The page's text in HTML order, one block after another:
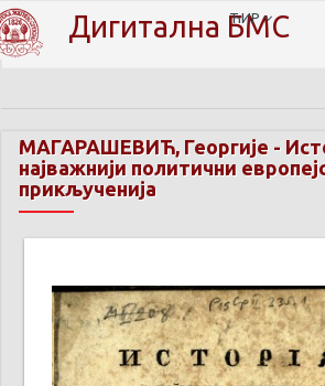
Дигитална БМС
ЋИР
МАГАРАШЕВИЋ, Георгије -
најважнији политични
прикљученија